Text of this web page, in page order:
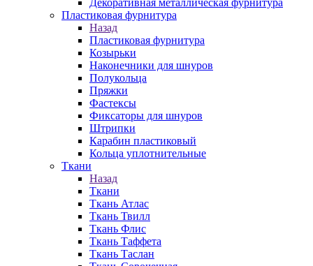
Декоративная металлическая фурнитура
Пластиковая фурнитура
Назад
Пластиковая фурнитура
Козырьки
Наконечники для шнуров
Полукольца
Пряжки
Фастексы
Фиксаторы для шнуров
Штрипки
Карабин пластиковый
Кольца уплотнительные
Ткани
Назад
Ткани
Ткань Атлас
Ткань Твилл
Ткань Флис
Ткань Таффета
Ткань Таслан